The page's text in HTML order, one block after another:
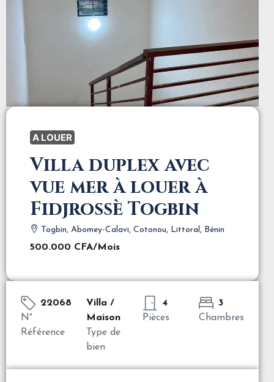
A LOUER
Villa duplex avec
vue mer à louer à
Fidjrossè Togbin
Togbin, Abomey-Calavi, Cotonou, Littoral, Bénin
500.000 CFA/Mois
22068
N°
Référence
Villa /
Maison
Type de
bien
4
Pièces
3
Chambres